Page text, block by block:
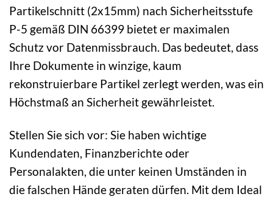
Partikelschnitt (2x15mm) nach Sicherheitsstufe
P-5 gemäß DIN 66399 bietet er maximalen
Schutz vor Datenmissbrauch. Das bedeutet, dass
Ihre Dokumente in winzige, kaum
rekonstruierbare Partikel zerlegt werden, was ein
Höchstmaß an Sicherheit gewährleistet.
Stellen Sie sich vor: Sie haben wichtige
Kundendaten, Finanzberichte oder
Personalakten, die unter keinen Umständen in
die falschen Hände geraten dürfen. Mit dem Ideal